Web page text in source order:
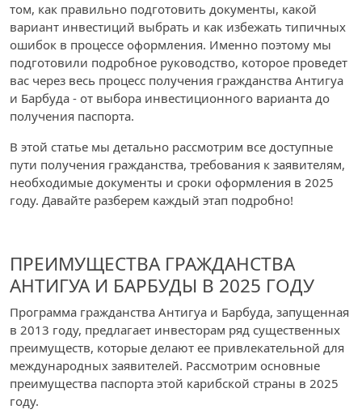
том, как правильно подготовить документы, какой
вариант инвестиций выбрать и как избежать типичных
ошибок в процессе оформления. Именно поэтому мы
подготовили подробное руководство, которое проведет
вас через весь процесс получения гражданства Антигуа
и Барбуда - от выбора инвестиционного варианта до
получения паспорта.
В этой статье мы детально рассмотрим все доступные
пути получения гражданства, требования к заявителям,
необходимые документы и сроки оформления в 2025
году. Давайте разберем каждый этап подробно!
ПРЕИМУЩЕСТВА ГРАЖДАНСТВА
АНТИГУА И БАРБУДЫ В 2025 ГОДУ
Программа гражданства Антигуа и Барбуда, запущенная
в 2013 году, предлагает инвесторам ряд существенных
преимуществ, которые делают ее привлекательной для
международных заявителей. Рассмотрим основные
преимущества паспорта этой карибской страны в 2025
году.